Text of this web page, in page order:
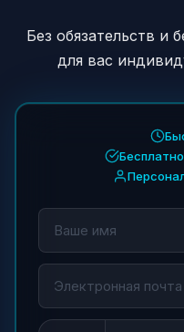
Без обязательств и
для вас